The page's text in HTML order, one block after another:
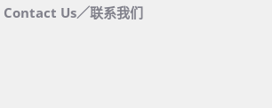
Contact Us／联系我们